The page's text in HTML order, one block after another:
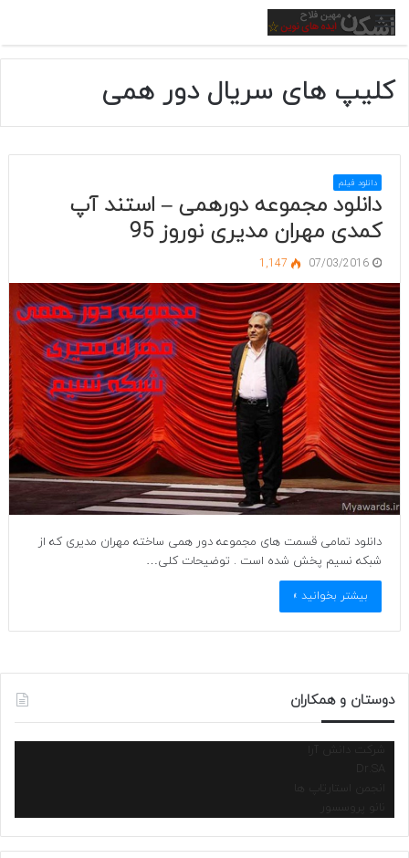
منو
کلیپ های سریال دور همی
دانلود فیلم
دانلود مجموعه دورهمی – استند آپ
کمدی مهران مدیری نوروز 95
07/03/2016
1,147
دانلود تمامی قسمت های مجموعه دور همی ساخته مهران مدیری که از
شبکه نسیم پخش شده است . توضیحات کلی…
بیشتر بخوانید »
دوستان و همکاران
شرکت دانش آرا
انجمن استارتاپ ها
نانو پروسسور